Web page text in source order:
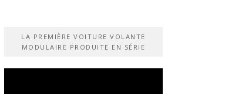
LA PREMIÈRE VOITURE VOLANTE
MODULAIRE PRODUITE EN SÉRIE